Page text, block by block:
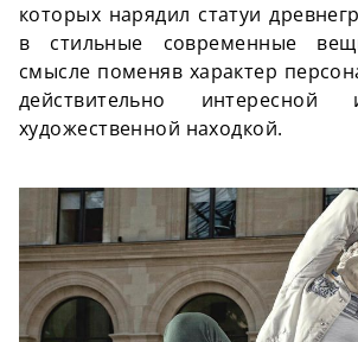
которых нарядил статуи
в стильные современные
смысле поменяв характер
действительно
художественной находкой.